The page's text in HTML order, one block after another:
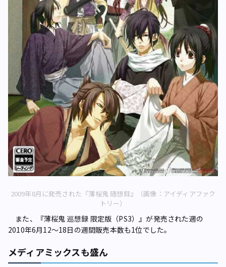
2009年8月に発売された『薄桜鬼 随想録』（画像：アイディアファク
トリー）
また、『薄桜鬼 巡想録 限定版（PS3）』が発売された週の
2010年6月12～18日の週間販売本数も1位でした。
メディアミックスも盛ん